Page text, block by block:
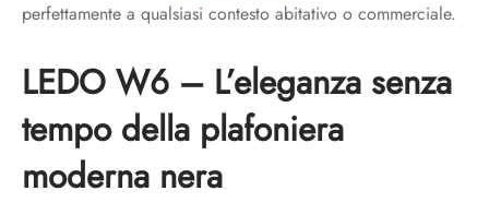
perfettamente a qualsiasi contesto abitativo o commerciale.
LEDO W6 – L’eleganza senza
tempo della plafoniera
moderna nera